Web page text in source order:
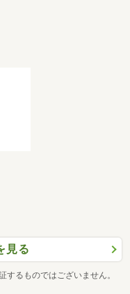
見る
るものではございません。